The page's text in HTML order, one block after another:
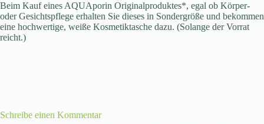
Beim Kauf eines AQUAporin Originalproduktes*, egal ob Körper-
oder Gesichtspflege erhalten Sie dieses in Sondergröße und bekommen
eine hochwertige, weiße Kosmetiktasche dazu. (Solange der Vorrat
reicht.)
Schreibe einen Kommentar